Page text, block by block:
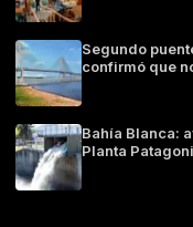
Segundo
confirmó que
Bahía Blanca:
Planta